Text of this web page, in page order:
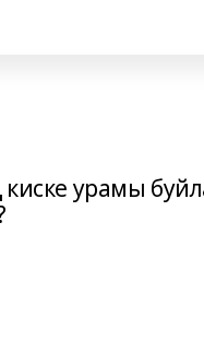
урамы